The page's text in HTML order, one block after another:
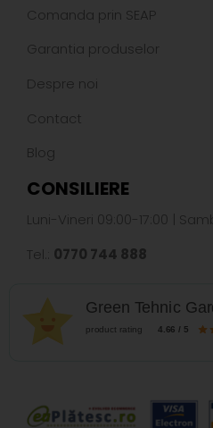
Comanda prin SEAP
Garantia produselor
Despre noi
Contact
Blog
CONSILIERE
Luni-Vineri 09:00-17:00 |
Tel.: 0770 744 888
Green Tehnic
product rating 4.66 / 5